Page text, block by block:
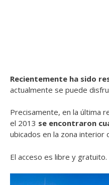
Recientemente ha sido
actualmente se puede
Precisamente, en la última
el 2013 se encontraron
ubicados en la zona interior
El acceso es libre y gratuito.